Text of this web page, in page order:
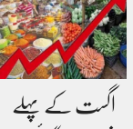
اگست کے پہلے